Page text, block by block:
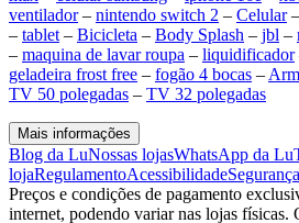
ventilador– nintendo switch 2 – Celular–
– tablet – Bicicleta – Body Splash – jbl –
– maquina de lavar roupa – liquidificador
geladeira frost free – fogão 4 bocas –
TV 50 polegadas – TV 32 polegadas
Mais informações
Blog da LuNossas lojasWhatsApp da Lu
lojaRegulamentoAcessibilidade
Preços e condições de pagamento
internet, podendo variar nas lojas físicas.